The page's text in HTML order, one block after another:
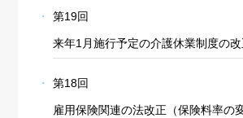
第19回
来年1月施行予定の介護休業制度の
第18回
雇用保険関連の法改正（保険料率の